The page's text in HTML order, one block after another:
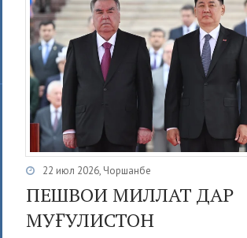
22 июл 2026, Чоршанбе
ПЕШВОИ МИЛЛАТ ДАР
МУҒУЛИСТОН